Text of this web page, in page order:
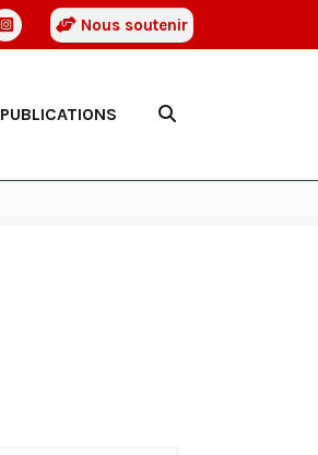
Nous soutenir
PUBLICATIONS